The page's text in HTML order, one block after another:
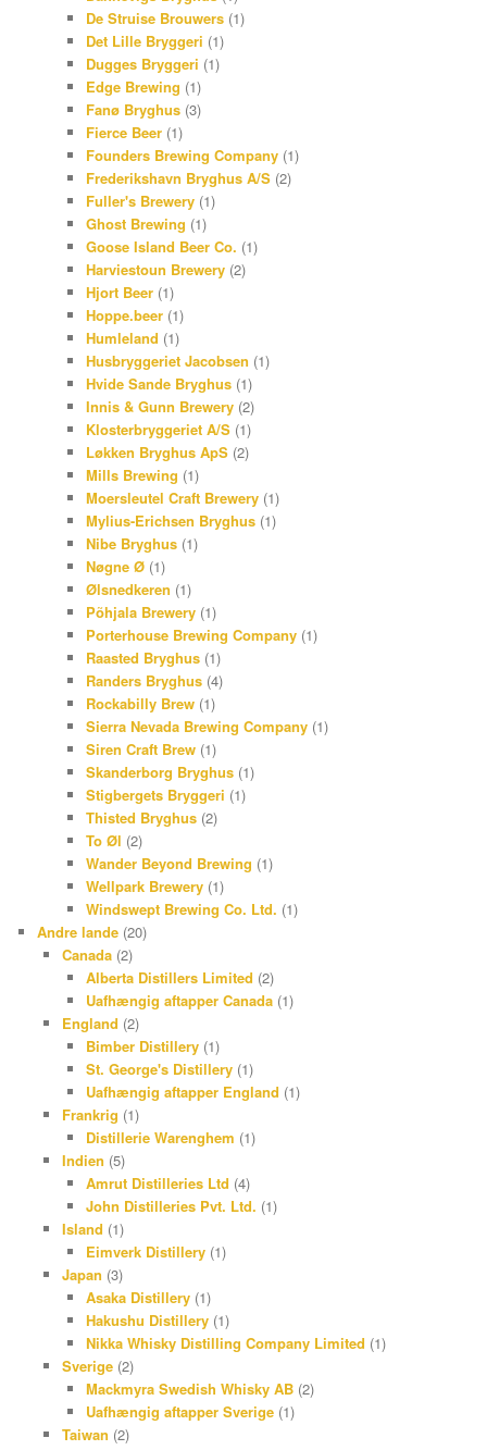
De Struise Brouwers (1)
Det Lille Bryggeri (1)
Dugges Bryggeri (1)
Edge Brewing (1)
Fanø Bryghus (3)
Fierce Beer (1)
Founders Brewing Company (1)
Frederikshavn Bryghus A/S (2)
Fuller's Brewery (1)
Ghost Brewing (1)
Goose Island Beer Co. (1)
Harviestoun Brewery (2)
Hjort Beer (1)
Hoppe.beer (1)
Humleland (1)
Husbryggeriet Jacobsen (1)
Hvide Sande Bryghus (1)
Innis & Gunn Brewery (2)
Klosterbryggeriet A/S (1)
Løkken Bryghus ApS (2)
Mills Brewing (1)
Moersleutel Craft Brewery (1)
Mylius-Erichsen Bryghus (1)
Nibe Bryghus (1)
Nøgne Ø (1)
Ølsnedkeren (1)
Põhjala Brewery (1)
Porterhouse Brewing Company (1)
Raasted Bryghus (1)
Randers Bryghus (4)
Rockabilly Brew (1)
Sierra Nevada Brewing Company (1)
Siren Craft Brew (1)
Skanderborg Bryghus (1)
Stigbergets Bryggeri (1)
Thisted Bryghus (2)
To Øl (2)
Wander Beyond Brewing (1)
Wellpark Brewery (1)
Windswept Brewing Co. Ltd. (1)
Andre lande (20)
Canada(2)
Alberta Distillers Limited (2)
Uafhængig aftapper Canada (1)
England (2)
Bimber Distillery (1)
St. George's Distillery (1)
Uafhængig aftapper England (1)
Frankrig (1)
Distillerie Warenghem (1)
Indien (5)
Amrut Distilleries Ltd (4)
John Distilleries Pvt. Ltd. (1)
Island (1)
Eimverk Distillery (1)
Japan (3)
Asaka Distillery (1)
Hakushu Distillery (1)
Nikka Whisky Distilling Company Limited (1)
Sverige(2)
Mackmyra Swedish Whisky AB (2)
Uafhængig aftapper Sverige (1)
Taiwan (2)